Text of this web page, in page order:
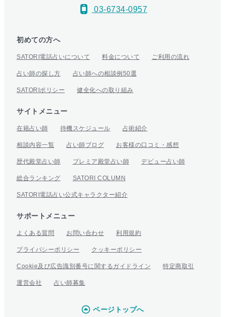
03-6734-0957
初めての方へ
SATORI電話占いについて 料金について ご利用の流れ
占い師の探し方 占い師への相談例50選
SATORIポリシー 健全化への取り組み
サイトメニュー
在籍占い師 待機スケジュール 占術紹介
相談内容一覧 占い師ブログ お客様の口コミ・感想
歴代殿堂占い師 プレミア殿堂占い師 デビュー占い師
総合ランキング SATORI COLUMN
SATORI電話占い公式キャラクター紹介
サポートメニュー
よくある質問 お問い合わせ 利用規約
プライバシーポリシー クッキーポリシー
Cookie及び広告識別番号に関するガイドライン 特定商取引
運営会社 占い師募集
ページトップへ